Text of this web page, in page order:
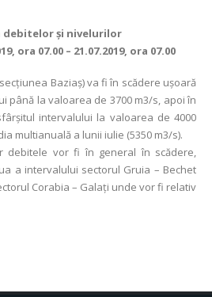
debitelor şi nivelurilor
ora 07.00 – 21.07.2019, ora 07.00
Baziaş) va fi în scădere ușoară
până la valoarea de 3700 m3/s, apoi în
intervalului la valoarea de 4000
multianuală a lunii iulie (5350 m3/s).
debitele vor fi în general în scădere,
a intervalului sectorul Gruia – Bechet
Corabia – Galaţi unde vor fi relativ